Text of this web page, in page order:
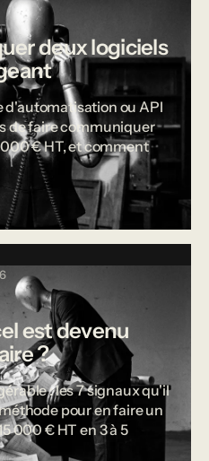
deux logiciels
ou API
de faire communiquer
€ HT, et comment
est devenu
?
: les 7 signaux qu'il
pour en faire un
000 € HT en 3 à 5